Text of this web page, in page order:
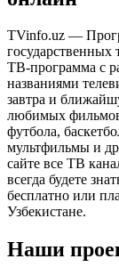
TVinfo.uz —
государственных
ТВ-программа с
названиями
завтра и
любимых
футбола,
мультфильмы и
сайте все ТВ
всегда будете
бесплатно или
Узбекистане.
Наши